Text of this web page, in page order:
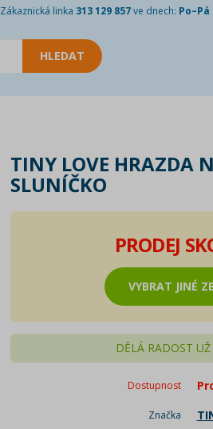
Zákaznická linka 313 129 857ve dnech: Po–Pá
TINY LOVE HRAZDA
SLUNÍČKO
PRODEJ
VYBRAT JINÉ
DĚLÁ RADOST UŽ
Dostupnost
Značka